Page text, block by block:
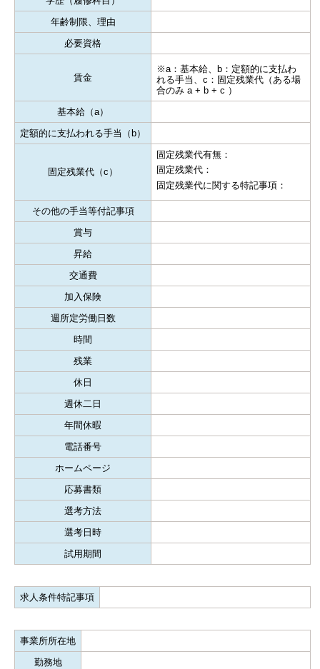
年齢制限、理由
必要資格
賃金
※a：基本給、b：定額的に支払わ
れる手当、c：固定残業代（ある場
合のみ a + b + c ）
基本給（a）
定額的に支払われる手当（b）
固定残業代（c）
固定残業代有無：
固定残業代：
固定残業代に関する特記事項：
その他の手当等付記事項
賞与
昇給
交通費
加入保険
週所定労働日数
時間
残業
休日
週休二日
年間休暇
電話番号
ホームページ
応募書類
選考方法
選考日時
試用期間
求人条件特記事項
事業所所在地
勤務地